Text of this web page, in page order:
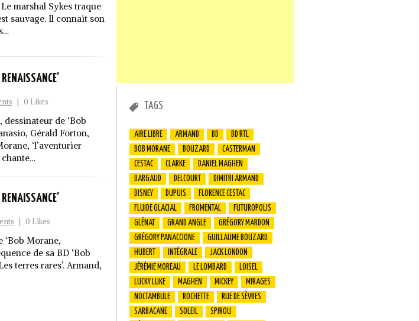
marshal Sykes traque
sauvage. Il connait son
| 0 Likes
de ‘Bob
Gérald Forton,
‘l’aventurier
chante…
| 0 Likes
Morane,
de sa BD ‘Bob
terres rares’. Armand,
TAGS
AIRE LIBRE ARMAND BD
BD RTL
BOB MORANE
BOUZARD
CASTERMAN
CESTAC
CLARKE
DANIEL MAGHEN
DARGAUD
DELCOURT
DIMITRI ARMAND
DISNEY
DUPUIS
FLORENCE CESTAC
FLUIDE GLACIAL
FROMENTAL
FUTUROPOLIS
GLÉNAT
GRAND ANGLE
GRÉGORY MARDON
GRÉGORY PANACCIONE
GUILLAUME BOUZARD
HUBERT
INTÉGRALE
JACK LONDON
JÉRÉMIE MOREAU
LE LOMBARD
LOISEL
LUCKY LUKE
MAGHEN MICKEY
MIRAGES
NOCTAMBULE
ROCHETTE
RUE DE SÈVRES
SARBACANE
SOLEIL
SPIROU